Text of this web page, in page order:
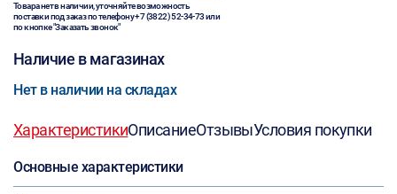
Товара нет в наличии, уточняйте возможность
поставки под заказ по телефону+7 (3822) 52-34-73или
по кнопке "Заказать звонок"
Наличие в магазинах
Нет в наличии на складах
ХарактеристикиОписаниеОтзывыУсловия покупки
Основные характеристики